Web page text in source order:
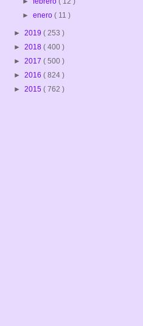
►enero( 11 )
► 2019 ( 253 )
► 2018 ( 400 )
► 2017 ( 500 )
► 2016 ( 824 )
► 2015 ( 762 )